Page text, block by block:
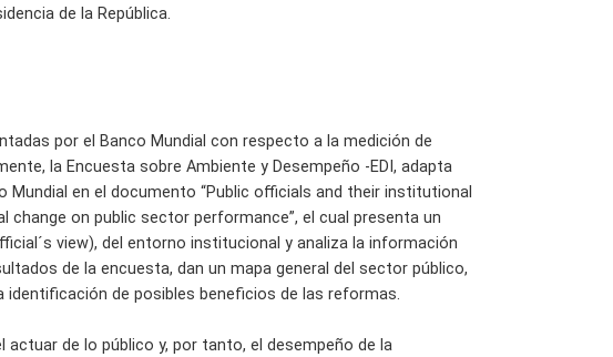
de la República.
por el Banco Mundial con respecto a la medición de
la Encuesta sobre Ambiente y Desempeño -EDI, adapta
en el documento “Public officials and their institutional
on public sector performance”, el cual presenta un
view), del entorno institucional y analiza la información
de la encuesta, dan un mapa general del sector público,
de posibles beneficios de las reformas.
de lo público y, por tanto, el desempeño de la